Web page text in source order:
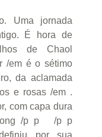
Uma jornada
É hora de
de Chaol
/em é o sétimo
da aclamada
e rosas /em .
com capa dura
/p p /p p